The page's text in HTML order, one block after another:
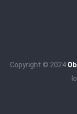
Copyright © 2024